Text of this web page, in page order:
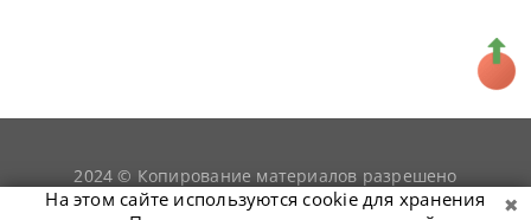
2024 © Копирование материалов разрешено
только при условии гиперссылки наsnookerist.ru
На этом сайте используются cookie для хранения